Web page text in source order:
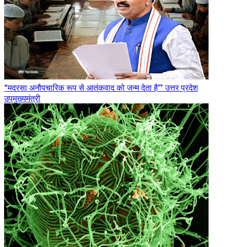
“मदरसा अनौपचारिक रूप से आतंकवाद को जन्म देता है” उत्तर प्रदेश
उपमुख्यमंत्री